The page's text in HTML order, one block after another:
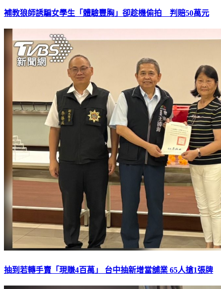
補教狼師誘騙女學生「體驗豐胸」卻趁機偷拍 判賠50萬元
抽到若轉手賣「現賺4百萬」 台中抽新增當舖業 65人搶1張牌